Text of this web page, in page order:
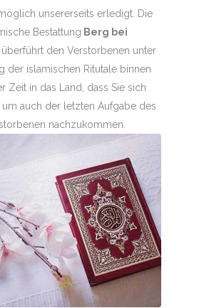
unsererseits erledigt. Die
Bestattung Berg bei
überführt den Verstorbenen unter
der islamischen Ritutale binnen
Zeit in das Land, dass Sie sich
auch der letzten Aufgabe des
nachzukommen.